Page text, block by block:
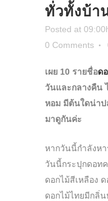
ทั่วทั้งบ้า
Posted at
0 Comments
เผย 10 รายชื่อด
วันและกลางคืน
หอม มีต้นใดน่าป
มาดูกันค่ะ
หากวันนี้กำลังห
วันนี้กระปุกดอท
ดอกไม้สีเหลือง
ดอกไม้ไทยมีกลิ่